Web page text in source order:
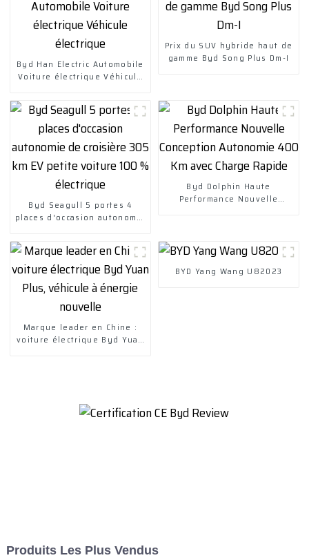
Byd Han Electric Automobile
Voiture électrique Véhicule
Prix ​​du SUV hybride haut de
gamme Byd Song Plus Dm-I
Byd Seagull 5 portes 4
places d'occasion autonomie
électrique
Byd Dolphin Haute
Performance Nouvelle
Marque leader en Chine :
voiture électrique Byd Yuan
BYD Yang Wang U82023
Produits Les Plus Vendus